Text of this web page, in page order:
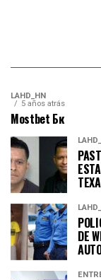
LAHD_HN
5 años atrás
Mostbet Бк
DE